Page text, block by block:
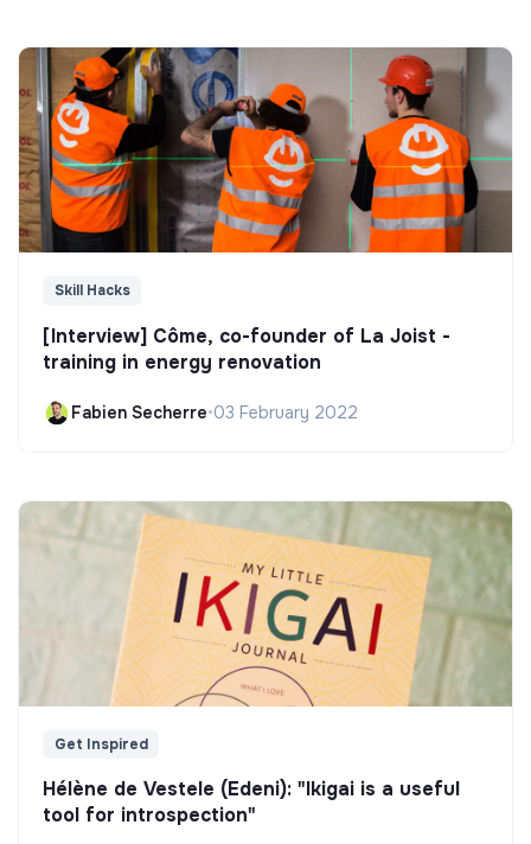
Skill Hacks
[Interview] Côme, co-founder of La Joist -
training in energy renovation
Fabien Secherre•03 February 2022
Get Inspired
Hélène de Vestele (Edeni): "Ikigai is a useful
tool for introspection"